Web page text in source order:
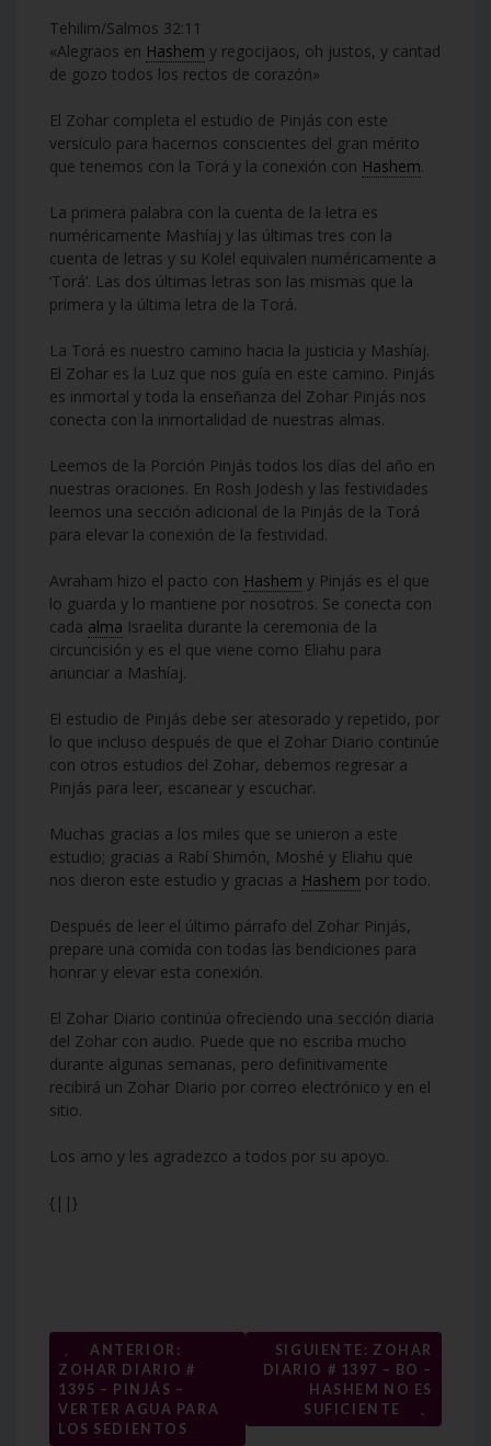
Tehilim/Salmos 32:11
«Alegraos en Hashem y regocijaos, oh justos, y cantad
de gozo todos los rectos de corazón»
El Zohar completa el estudio de Pinjás con este
versículo para hacernos conscientes del gran mérito
que tenemos con la Torá y la conexión con Hashem.
La primera palabra con la cuenta de la letra es
numéricamente Mashíaj y las últimas tres con la
cuenta de letras y su Kolel equivalen numéricamente a
‘Torá’. Las dos últimas letras son las mismas que la
primera y la última letra de la Torá.
La Torá es nuestro camino hacia la justicia y Mashíaj.
El Zohar es la Luz que nos guía en este camino. Pinjás
es inmortal y toda la enseñanza del Zohar Pinjás nos
conecta con la inmortalidad de nuestras almas.
Leemos de la Porción Pinjás todos los días del año en
nuestras oraciones. En Rosh Jodesh y las festividades
leemos una sección adicional de la Pinjás de la Torá
para elevar la conexión de la festividad.
Avraham hizo el pacto con Hashem y Pinjás es el que
lo guarda y lo mantiene por nosotros. Se conecta con
cada alma Israelita durante la ceremonia de la
circuncisión y es el que viene como Eliahu para
anunciar a Mashíaj.
El estudio de Pinjás debe ser atesorado y repetido, por
lo que incluso después de que el Zohar Diario continúe
con otros estudios del Zohar, debemos regresar a
Pinjás para leer, escanear y escuchar.
Muchas gracias a los miles que se unieron a este
estudio; gracias a Rabí Shimón, Moshé y Eliahu que
nos dieron este estudio y gracias a Hashem por todo.
Después de leer el último párrafo del Zohar Pinjás,
prepare una comida con todas las bendiciones para
honrar y elevar esta conexión.
El Zohar Diario continúa ofreciendo una sección diaria
del Zohar con audio. Puede que no escriba mucho
durante algunas semanas, pero definitivamente
recibirá un Zohar Diario por correo electrónico y en el
sitio.
Los amo y les agradezco a todos por su apoyo.
{||}
Navegación
de
entradas
←
ANTERIOR:
ZOHAR DIARIO #
1395 – PINJÁS –
VERTER AGUA PARA
LOS SEDIENTOS
SIGUIENTE: ZOHAR
DIARIO # 1397 – BO –
HASHEM NO ES
SUFICIENTE
→